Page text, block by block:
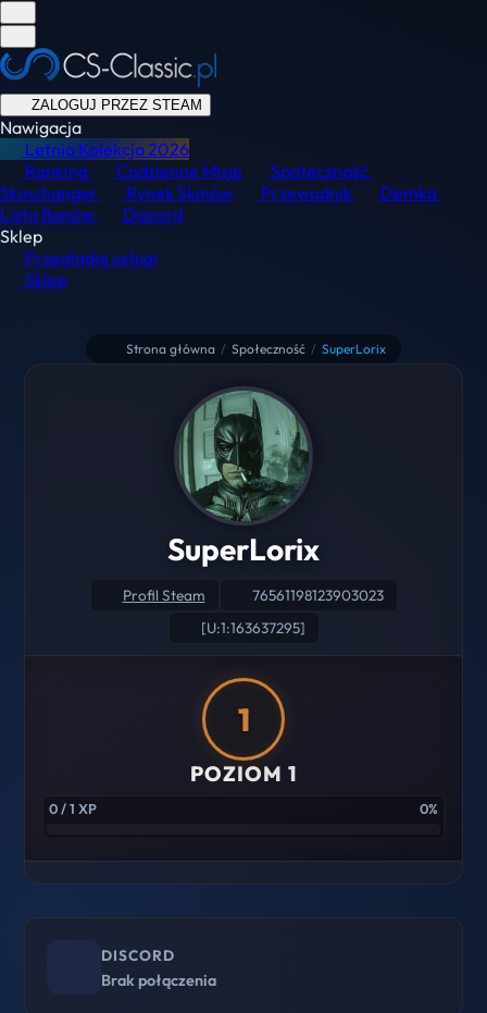
ZALOGUJ PRZEZ STEAM
Nawigacja
Letnia Kolekcja2026
Ranking
Codzienne Misje
Społeczność
Skinchanger
Rynek Skinów Przewodnik
Demka
Lista Banów
Discord
Sklep
Przeglądaj usługi
Sklep
Strona główna / Społeczność / SuperLorix
SuperLorix
Profil Steam
76561198123903023
[U:1:163637295]
1
POZIOM 1
0 / 1 XP 0%
DISCORD
Brak połączenia